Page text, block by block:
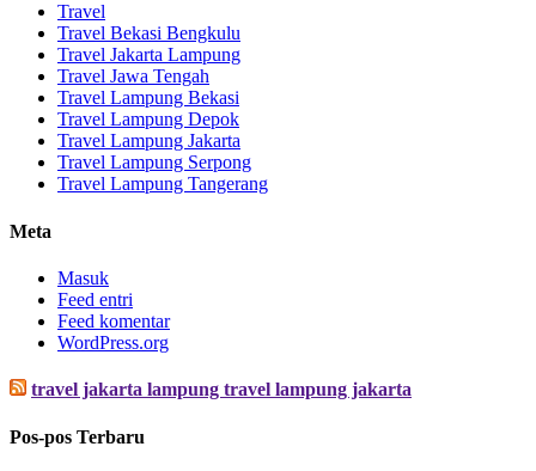
Travel
Travel Bekasi Bengkulu
Travel Jakarta Lampung
Travel Jawa Tengah
Travel Lampung Bekasi
Travel Lampung Depok
Travel Lampung Jakarta
Travel Lampung Serpong
Travel Lampung Tangerang
Meta
Masuk
Feed entri
Feed komentar
WordPress.org
travel jakarta lampung travel lampung jakarta
Pos-pos Terbaru